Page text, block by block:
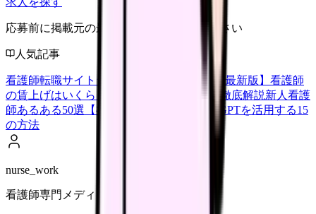
応募前に掲載元の最新情報を確認してください
人気記事
看護師転職サイトランキングTOP5【2026年最新版】 看護師
の賃上げはいくら？2026年度の最新情報を徹底解説新人看護
師あるある50選【共感必至】
看護師がChatGPTを活用する15
の方法
nurse_work
看護師専門メディア